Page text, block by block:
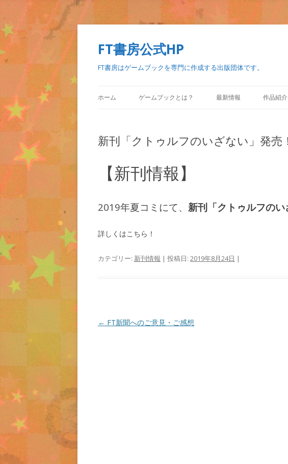
FT書房公式HP
FT書房はゲームブックを専門に作成する出版団体です。
ホーム ゲームブックとは？ 最新情報 作品紹介
新刊「クトゥルフのいざない」発売！
【新刊情報】
2019年夏コミにて、 新刊「クトゥルフのい
詳しくはこちら！
カテゴリー: 新刊情報 | 投稿日: 2019年8月24日 |
投
← FT新聞へのご意見・ご感想